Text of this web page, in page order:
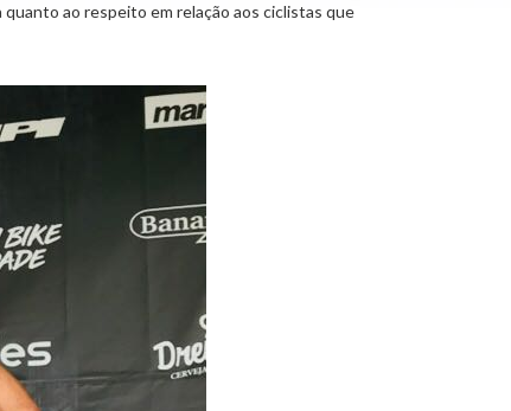
ao respeito em relação aos ciclistas que